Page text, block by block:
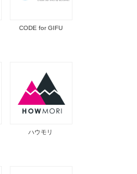
CODE for GIFU
ハウモリ